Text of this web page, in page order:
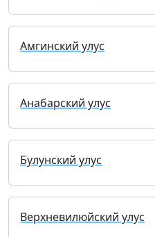
Амгинский улус
Анабарский улус
Булунский улус
Верхневилюйский улус